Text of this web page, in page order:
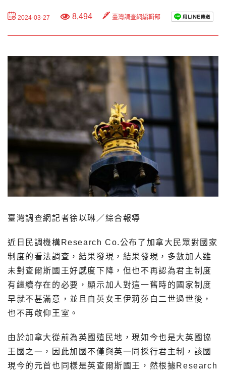
2024-03-27 8,494 臺灣調查網編輯部
臺灣調查網記者徐以琳／綜合報導
近日民調機構Research Co.公布了加拿大民眾對國家
制度的看法調查，結果發現，結果發現，多數加人雖
未對查爾斯國王好感度下降，但也不再認為君主制度
有繼續存在的必要，顯示加人對這一舊時的國家制度
早就不甚滿意，並且自英女王伊莉莎白二世過世後，
也不再敬仰王室。
由於加拿大從前為英國殖民地，現如今也是大英國協
王國之一，因此加國不僅與英一同採行君主制，該國
現今的元首也同樣是英查爾斯國王，然根據Research